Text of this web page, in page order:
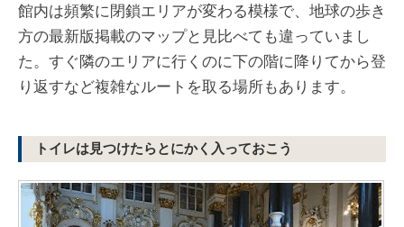
館内は頻繁に閉鎖エリアが変わる模様で、地球の歩き
方の最新版掲載のマップと見比べても違っていまし
た。すぐ隣のエリアに行くのに下の階に降りてから登
り返すなど複雑なルートを取る場所もあります。
トイレは見つけたらとにかく入っておこう